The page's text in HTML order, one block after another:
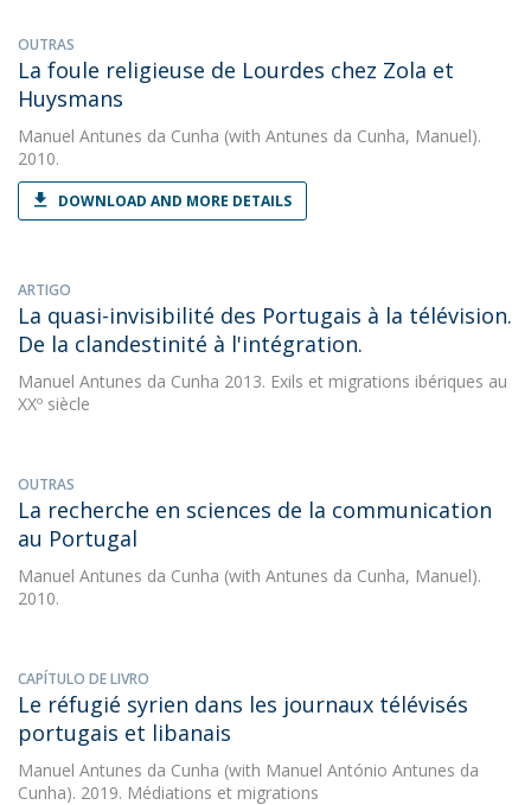
OUTRAS
La foule religieuse de Lourdes chez Zola et
Huysmans
Manuel Antunes da Cunha (with Antunes da Cunha, Manuel).
2010.
DOWNLOAD AND MORE DETAILS
ARTIGO
La quasi-invisibilité des Portugais à la télévision.
De la clandestinité à l'intégration.
Manuel Antunes da Cunha 2013. Exils et migrations ibériques au
XXº siècle
OUTRAS
La recherche en sciences de la communication
au Portugal
Manuel Antunes da Cunha (with Antunes da Cunha, Manuel).
2010.
CAPÍTULO DE LIVRO
Le réfugié syrien dans les journaux télévisés
portugais et libanais
Manuel Antunes da Cunha (with Manuel António Antunes da
Cunha). 2019. Médiations et migrations